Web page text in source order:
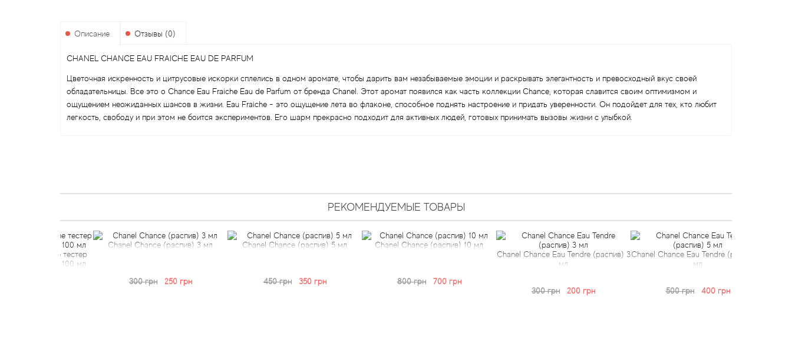
Описание Отзывы (0)
CHANEL CHANCE EAU FRAICHE EAU DE PARFUM
Цветочная искренность и цитрусовые искорки сплелись в одном аромате, чтобы дарить вам незабываемые эмоции и раскрывать элегантность и превосходный вкус своей
обладательницы. Все это о Chance Eau Fraiche Eau de Parfum от бренда Chanel. Этот аромат появился как часть коллекции Chance, которая славится своим оптимизмом и
ощущением неожиданных шансов в жизни. Eau Fraiche - это ощущение лета во флаконе, способное поднять настроение и придать уверенности. Он подойдет для тех, кто любит
легкость, свободу и при этом не боится экспериментов. Его шарм прекрасно подходит для активных людей, готовых принимать вызовы жизни с улыбкой.
РЕКОМЕНДУЕМЫЕ ТОВАРЫ
Fraiche тестер
Chanel Chance (распив) 3 мл
300 грн 250 грн
Chanel Chance (распив) 5 мл
450 грн 350 грн
Chanel Chance (распив) 10 мл
800 грн 700 грн
Chanel Chance Eau Tendre (распив) 3
300 грн 200 грн
Chanel Chance Eau Tendre (распив) 5
500 грн 400 грн